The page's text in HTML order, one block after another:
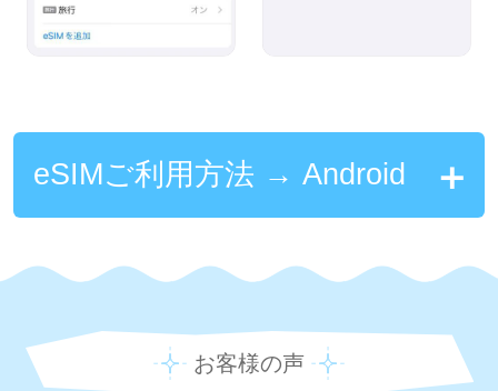
eSIMご利用方法 → Android
お客様の声